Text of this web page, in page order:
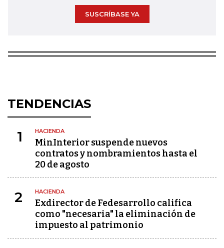
SUSCRÍBASE YA
TENDENCIAS
1 HACIENDA
MinInterior suspende nuevos
contratos y nombramientos hasta el
20 de agosto
2 HACIENDA
Exdirector de Fedesarrollo califica
como "necesaria" la eliminación de
impuesto al patrimonio